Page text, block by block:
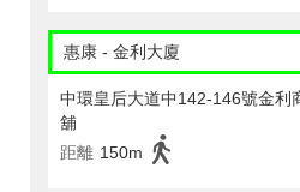
惠康 - 金利大廈
中環皇后大道中142-146號金利
舖
距離 150m